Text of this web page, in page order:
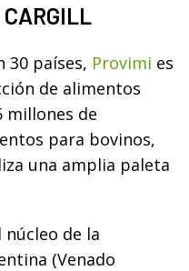
30 países, Provimi es
de alimentos
millones de
para bovinos,
una amplia paleta
de la
(Venado